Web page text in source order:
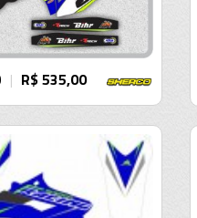
| R$ 535,00